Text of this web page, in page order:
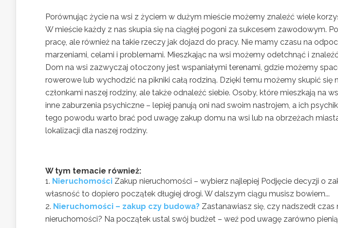
Porównując życie na wsi z życiem w dużym mieście możemy znaleźć wiele
W mieście każdy z nas skupia się na ciągłej pogoni za sukcesem zawodowym.
pracę, ale również na takie rzeczy jak dojazd do pracy. Nie mamy czasu na
marzeniami, celami i problemami. Mieszkając na wsi możemy odetchnąć i
Dom na wsi zazwyczaj otoczony jest wspaniałymi terenami, gdzie możemy
rowerowe lub wychodzić na pikniki całą rodziną. Dzięki temu możemy skupić się
członkami naszej rodziny, ale także odnaleźć siebie. Osoby, które mieszkają na
inne zaburzenia psychiczne – lepiej panują oni nad swoim nastrojem, a ich
tego powodu warto brać pod uwagę zakup domu na wsi lub na obrzeżach
lokalizacji dla naszej rodziny.
W tym temacie również:
Nieruchomości Zakup nieruchomości – wybierz najlepiej Podjęcie decyzji o
własność to dopiero początek długiej drogi. W dalszym ciągu musisz bowiem...
Nieruchomości – zakup czy budowa? Zastanawiasz się, czy nadszedł czas
nieruchomości? Na początek ustal swój budżet – weź pod uwagę zarówno